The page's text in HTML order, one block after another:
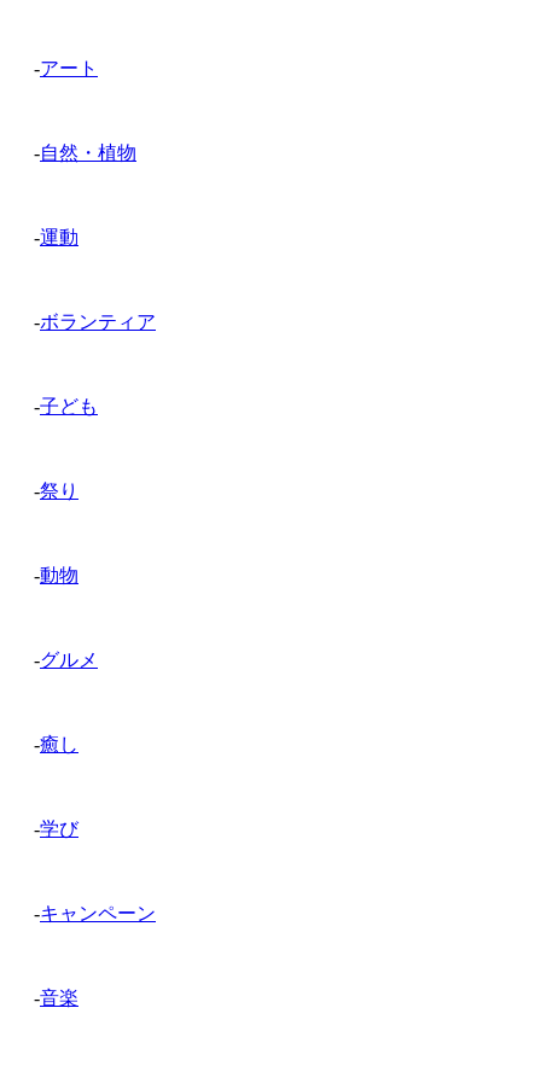
-アート
-自然・植物
-運動
-ボランティア
-子ども
-祭り
-動物
-グルメ
-癒し
-学び
-キャンペーン
-音楽